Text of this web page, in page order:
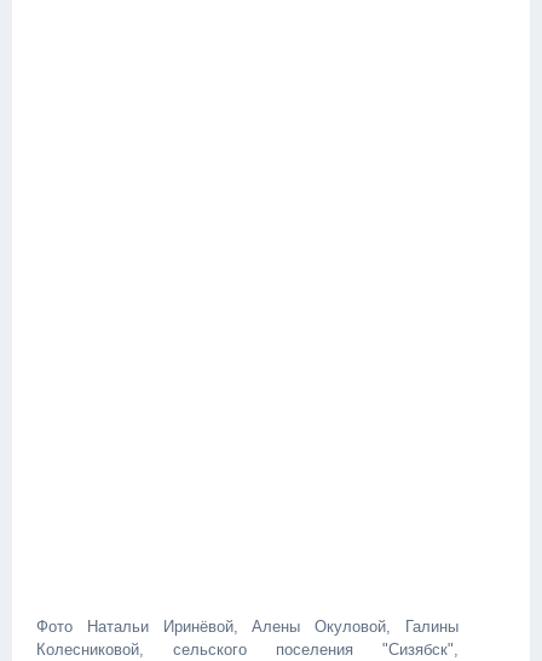
Фото Натальи Иринёвой, Алены Окуловой, Галины
Колесниковой, сельского поселения "Сизябск",